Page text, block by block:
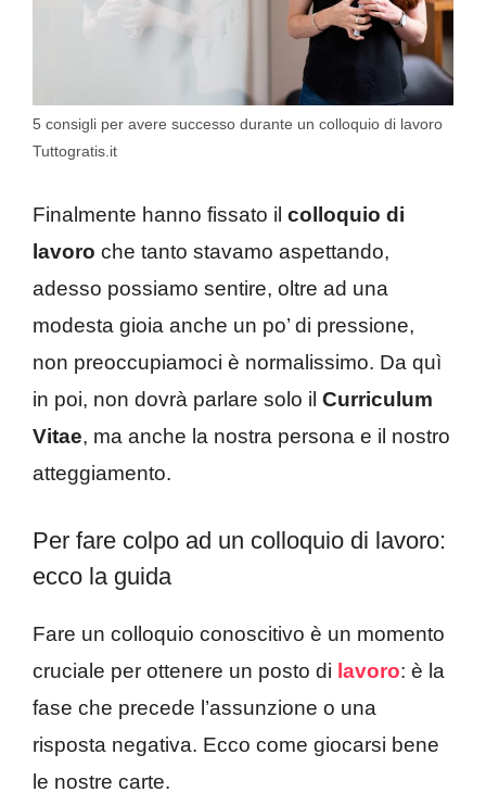
5 consigli per avere successo durante un colloquio di lavoro
Tuttogratis.it
Finalmente hanno fissato il colloquio di
lavoro che tanto stavamo aspettando,
adesso possiamo sentire, oltre ad una
modesta gioia anche un po’ di pressione,
non preoccupiamoci è normalissimo. Da quì
in poi, non dovrà parlare solo il Curriculum
Vitae, ma anche la nostra persona e il nostro
atteggiamento.
Per fare colpo ad un colloquio di lavoro:
ecco la guida
Fare un colloquio conoscitivo è un momento
cruciale per ottenere un posto di lavoro: è la
fase che precede l’assunzione o una
risposta negativa. Ecco come giocarsi bene
le nostre carte.